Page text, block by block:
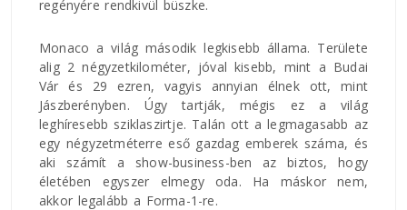
regényére rendkivül büszke.
Monaco a világ második legkisebb állama. Területe
alig 2 négyzetkilométer, jóval kisebb, mint a Budai
Vár és 29 ezren, vagyis annyian élnek ott, mint
Jászberényben. Úgy tartják, mégis ez a világ
leghíresebb sziklaszirtje. Talán ott a legmagasabb az
egy négyzetméterre eső gazdag emberek száma, és
aki számít a show-business-ben az biztos, hogy
életében egyszer elmegy oda. Ha máskor nem,
akkor legalább a Forma-1-re.